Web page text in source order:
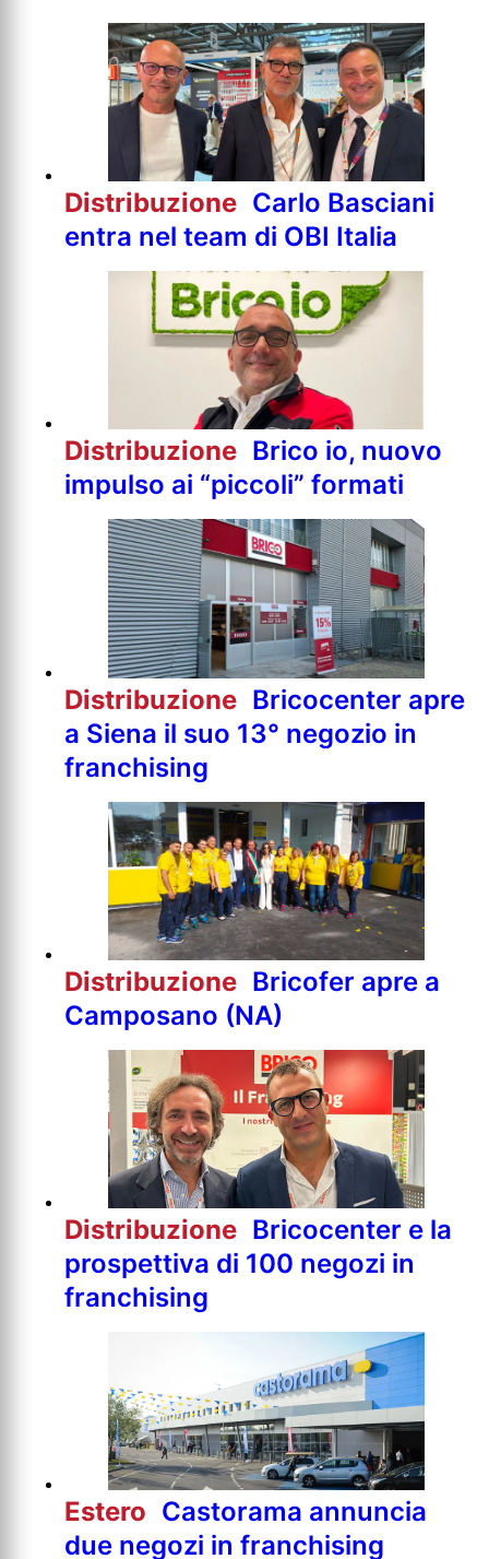
Distribuzione Carlo Basciani
entra nel team di OBI Italia
Distribuzione Brico io, nuovo
impulso ai “piccoli” formati
Distribuzione Bricocenter apre
a Siena il suo 13° negozio in
franchising
Distribuzione Bricofer apre a
Camposano (NA)
Distribuzione Bricocenter e la
prospettiva di 100 negozi in
franchising
Estero Castorama annuncia
due negozi in franchising